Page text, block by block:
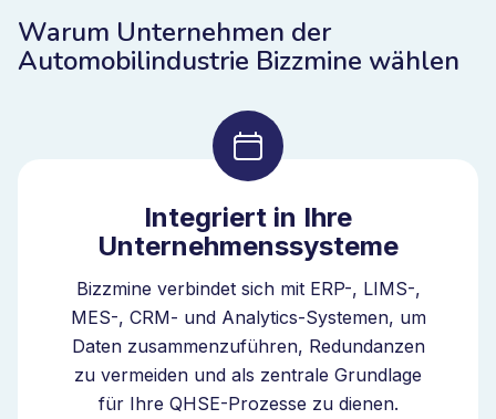
Warum Unternehmen der
Automobilindustrie Bizzmine wählen
Integriert in Ihre
Unternehmenssysteme
Bizzmine verbindet sich mit ERP-, LIMS-,
MES-, CRM- und Analytics-Systemen, um
Daten zusammenzuführen, Redundanzen
zu vermeiden und als zentrale Grundlage
für Ihre QHSE-Prozesse zu dienen.